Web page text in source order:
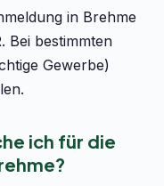
in Brehme
. Bei bestimmten
Gewerbe)
ich für die